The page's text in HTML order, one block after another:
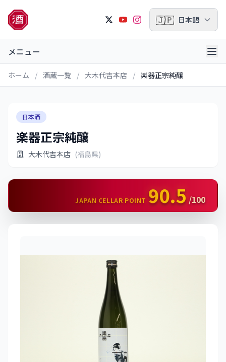
🇯🇵 日本語
メニュー
ホーム / 酒蔵一覧 / 大木代吉本店 / 楽器正宗純醸
日本酒
楽器正宗純醸
大木代吉本店 (福島県)
JAPAN CELLAR POINT 90.5 /100